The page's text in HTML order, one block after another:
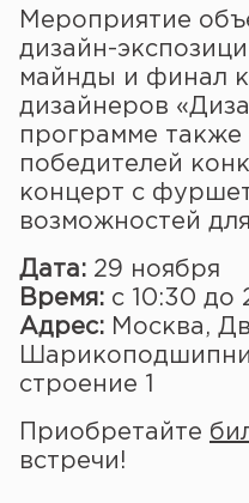
Мероприятие
дизайн-
майнды и финал
дизайнеров
программе
победителей
концерт с
возможностей
Дата: 29 ноября
Время: с 10:30 до
Адрес: Москва,
строение 1
Приобретайте
встречи!